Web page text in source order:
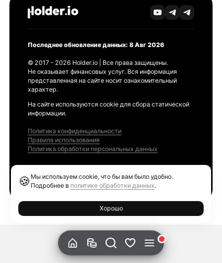
Последнее обновление данных: 8 Авг 2026
© 2017 - 2026 Holder.io | Все права защищены.
Не оказывает финансовых услуг. Вся информация
представленная на сайте носит ознакомительный
характер.
На сайте используются cookie для сбора статической
информации.
Политика конфиденциальности
Правила использования
Политика обработки персональных данных
🍪 Мы используем cookie, что бы вам было удобно.
Подробнее в политике обработки данных.
Хорошо
Ethereum GAS Tracker